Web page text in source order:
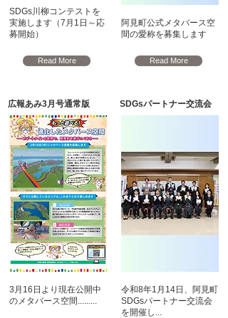
SDGs川柳コンテストを
実施します（7月1日～応
募開始）
Read More
広報あみ3月号通常版
3月16日より現在公開中
のメタバース空間.........
阿見町公式メタバース空
間の愛称を募集します
Read More
SDGsパートナー交流会
令和8年1⽉14⽇、阿⾒町
SDGsパートナー交流会
を開催し...